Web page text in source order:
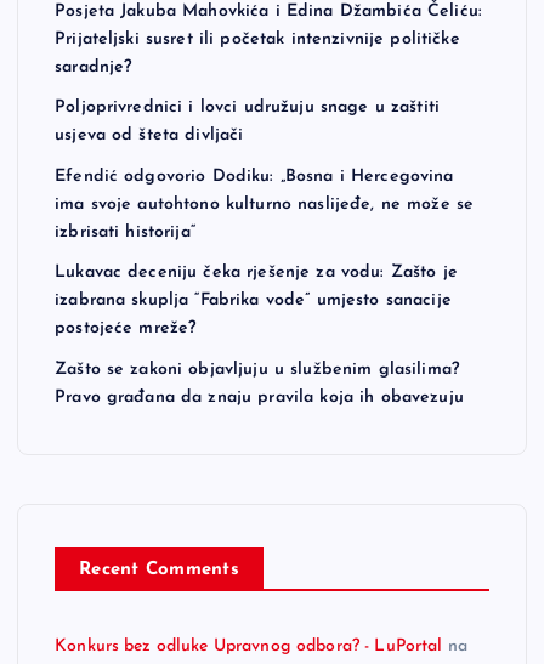
Posjeta Jakuba Mahovkića i Edina Džambića Čeliću:
Prijateljski susret ili početak intenzivnije političke
saradnje?
Poljoprivrednici i lovci udružuju snage u zaštiti
usjeva od šteta divljači
Efendić odgovorio Dodiku: „Bosna i Hercegovina
ima svoje autohtono kulturno naslijeđe, ne može se
izbrisati historija“
Lukavac deceniju čeka rješenje za vodu: Zašto je
izabrana skuplja “Fabrika vode” umjesto sanacije
postojeće mreže?
Zašto se zakoni objavljuju u službenim glasilima?
Pravo građana da znaju pravila koja ih obavezuju
Recent Comments
Konkurs bez odluke Upravnog odbora? - LuPortal
na